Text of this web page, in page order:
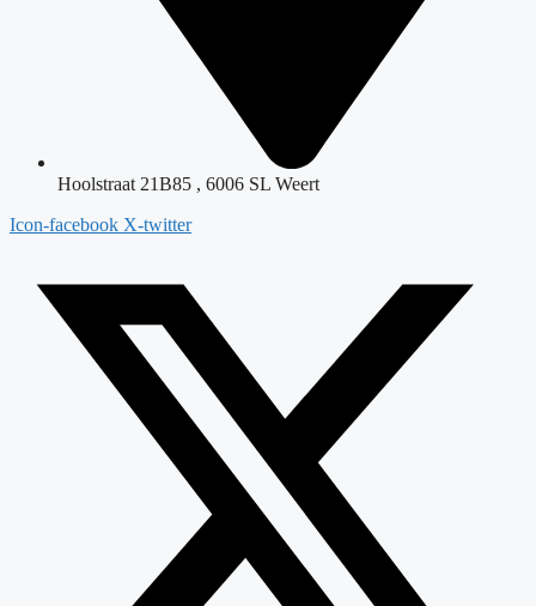
Hoolstraat 21B85 , 6006 SL Weert
Icon-facebook X-twitter